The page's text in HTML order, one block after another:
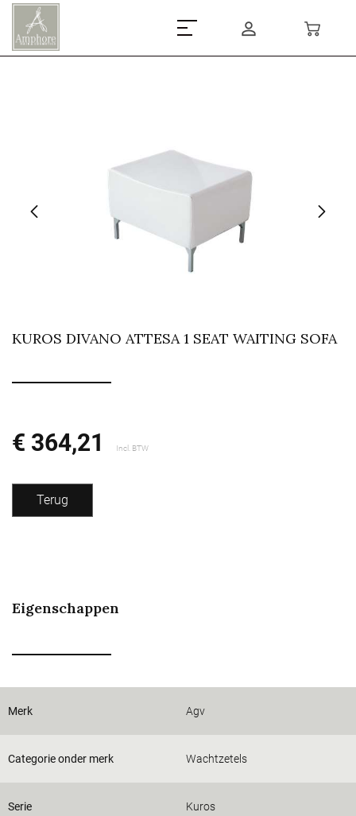
KUROS DIVANO ATTESA 1 SEAT WAITING SOFA
€ 364,21 Incl. BTW
Terug
Eigenschappen
Merk Agv
Categorie onder merk Wachtzetels
Serie Kuros